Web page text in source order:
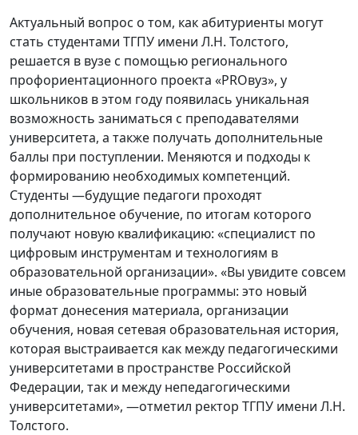
Актуальный вопрос о том, как абитуриенты могут
стать студентами ТГПУ имени Л.Н. Толстого,
решается в вузе с помощью регионального
профориентационного проекта «PROвуз», у
школьников в этом году появилась уникальная
возможность заниматься с преподавателями
университета, а также получать дополнительные
баллы при поступлении. Меняются и подходы к
формированию необходимых компетенций.
Студенты —будущие педагоги проходят
дополнительное обучение, по итогам которого
получают новую квалификацию: «специалист по
цифровым инструментам и технологиям в
образовательной организации». «Вы увидите совсем
иные образовательные программы: это новый
формат донесения материала, организации
обучения, новая сетевая образовательная история,
которая выстраивается как между педагогическими
университетами в пространстве Российской
Федерации, так и между непедагогическими
университетами», —отметил ректор ТГПУ имени Л.Н.
Толстого.